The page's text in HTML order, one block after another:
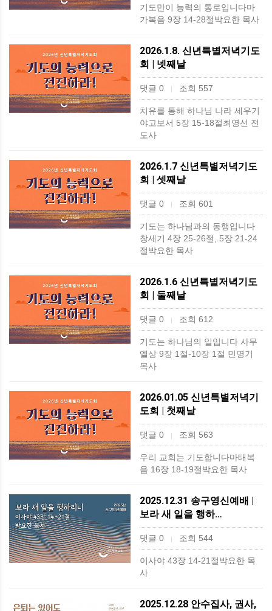
기도만이 능력의 통로입니다마
가복음 9장 14-28절박요한 목사
2026.1.8. 신년특별저녁기도
회 | 넷째날
댓글 0 | 조회 557
치유를 통해 하나님 나라 세우기
야고보서 5장 15-18절최영선 전
도사
2026.1.7 신년특별저녁기도
회 | 셋째날
댓글 0 | 조회 601
기도는 하나님과의 동행입니다
창세기 4장 25-26절, 5장 21-24
절박요한 목사
2026.1.6 신년특별저녁기도
회 | 둘째날
댓글 0 | 조회 612
기도는 하나님의 일입니다 사무
엘상 9장 1절-10장 1절 민명기
목사
2026.01.05 신년특별저녁기
도회 | 첫째날
댓글 0 | 조회 563
우리 교회는 기도합니다​마태복
음 16장 18-19절박요한 목사
2025.12.31 송구영신예배 |
보라 새 일을 행하…
댓글 0 | 조회 544
이사야 43장 14-21절박요한 목
사
2025.12.28 안수집사, 권사,